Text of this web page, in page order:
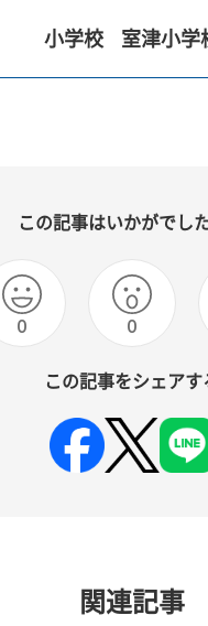
小学校 室津小学
この記事はいかがでし
0 0
この記事をシェアす
関連記事